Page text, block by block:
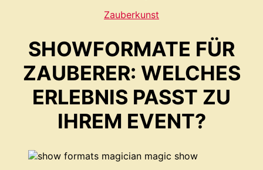
Kategorien
Zauberkunst
SHOWFORMATE FÜR
ZAUBERER: WELCHES
ERLEBNIS PASST ZU
IHREM EVENT?